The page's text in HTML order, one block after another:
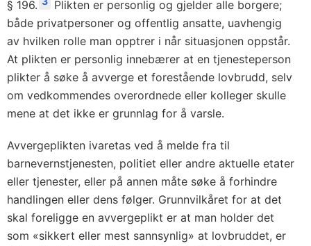
§ 196.
Plikten er personlig og gjelder alle borgere;
både privatpersoner og offentlig ansatte, uavhengig
av hvilken rolle man opptrer i når situasjonen oppstår.
At plikten er personlig innebærer at en tjenesteperson
plikter å søke å avverge et forestående lovbrudd, selv
om vedkommendes overordnede eller kolleger skulle
mene at det ikke er grunnlag for å varsle.
Avvergeplikten ivaretas ved å melde fra til
barnevernstjenesten, politiet eller andre aktuelle etater
eller tjenester, eller på annen måte søke å forhindre
handlingen eller dens følger. Grunnvilkåret for at det
skal foreligge en avvergeplikt er at man holder det
som «sikkert eller mest sannsynlig» at lovbruddet, er